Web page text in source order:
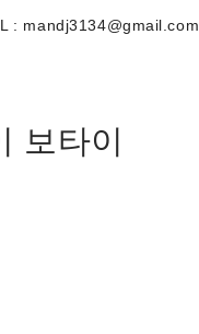
: mandj3134@gmail.com
보타이